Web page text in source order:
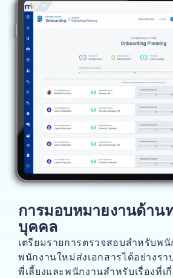
การมอบหมายงานด้าน
บุคคล
เตรียมรายการตรวจสอบสำหรับพ
พนักงานใหม่ส่งเอกสารได้อย่างร
พี่เลี้ยงและพนักงานสำหรับเรื่องที่เ